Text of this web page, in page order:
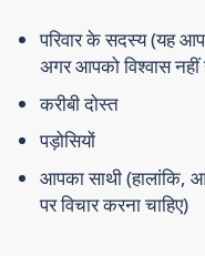
परिवार के सदस्य (यह
अगर आपको विश्वास
करीबी दोस्त
पड़ोसियों
आपका साथी (हालांकि,
पर विचार करना चाहिए)